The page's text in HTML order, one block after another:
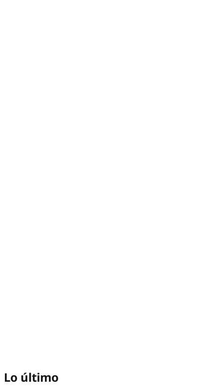
Lo último